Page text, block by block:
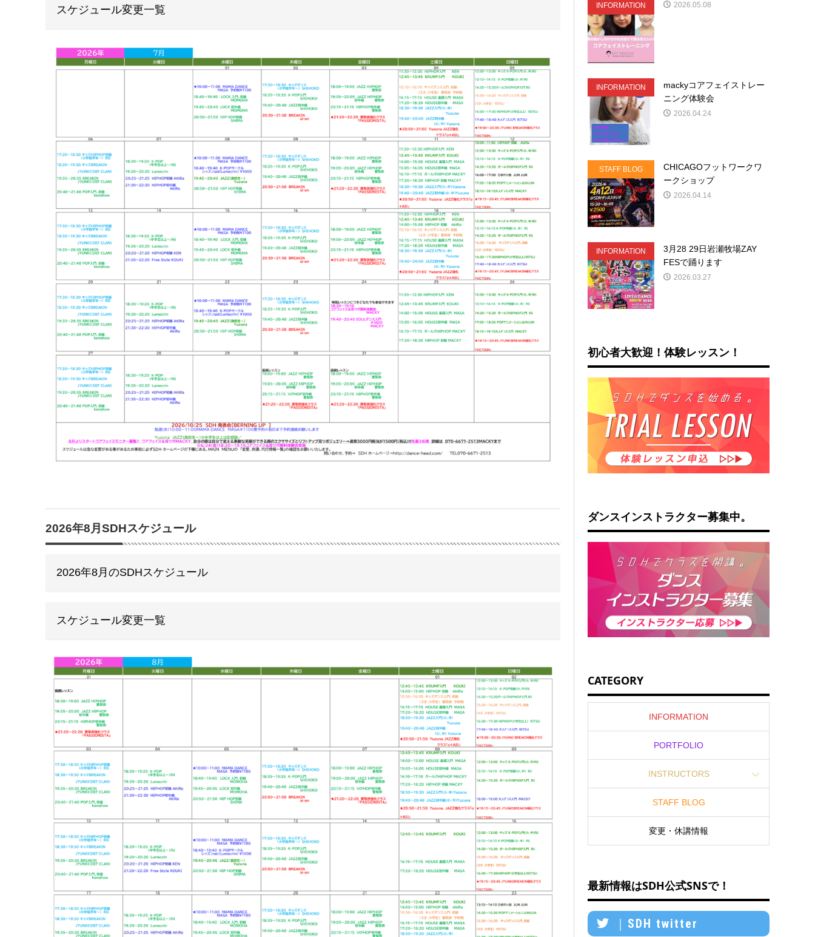
スケジュール変更一覧
2026年8月SDHスケジュール
2026年8月のSDHスケジュール
スケジュール変更一覧
INFORMATION 2026.05.08
INFORMATION
mackyコアフェイストレー
ニング体験会
2026.04.24
STAFF BLOG
CHICAGOフットワークワ
ークショップ
2026.04.14
INFORMATION
3月28 29日岩瀬牧場ZAY
FESで踊ります
2026.03.27
初心者大歓迎！体験レッスン！
ダンスインストラクター募集中。
CATEGORY
INFORMATION
PORTFOLIO
INSTRUCTORS
STAFF BLOG
変更・休講情報
最新情報はSDH公式SNSで！
｜SDH twitter